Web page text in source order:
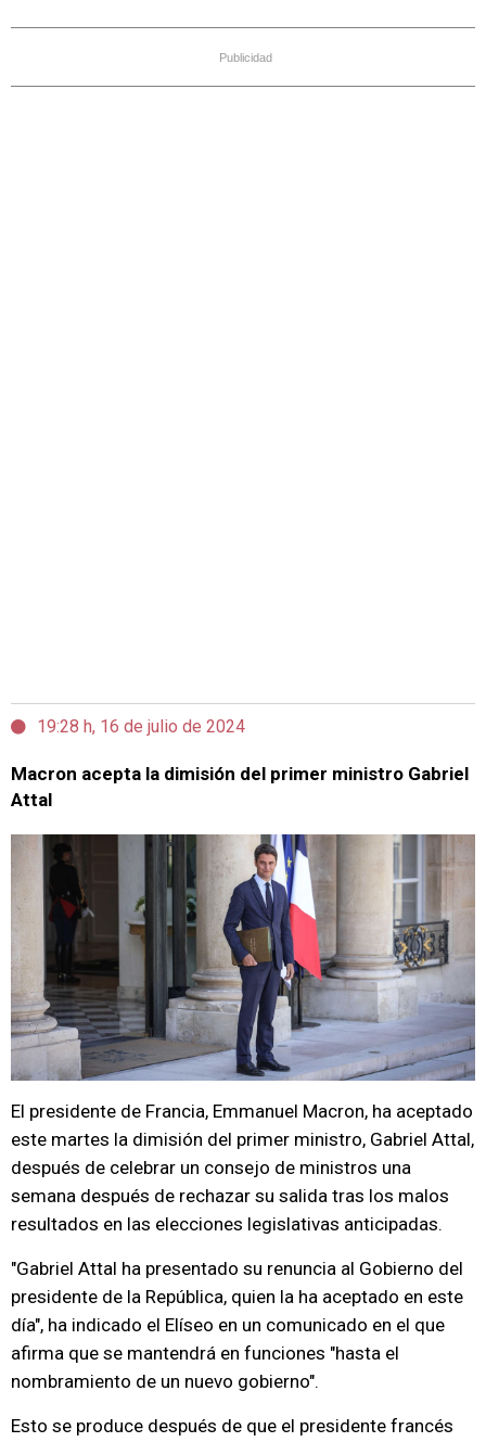
Publicidad
19:28 h, 16 de julio de 2024
Macron acepta la dimisión del primer ministro Gabriel
Attal
El presidente de Francia, Emmanuel Macron, ha aceptado
este martes la dimisión del primer ministro, Gabriel Attal,
después de celebrar un consejo de ministros una
semana después de rechazar su salida tras los malos
resultados en las elecciones legislativas anticipadas.
"Gabriel Attal ha presentado su renuncia al Gobierno del
presidente de la República, quien la ha aceptado en este
día", ha indicado el Elíseo en un comunicado en el que
afirma que se mantendrá en funciones "hasta el
nombramiento de un nuevo gobierno".
Esto se produce después de que el presidente francés